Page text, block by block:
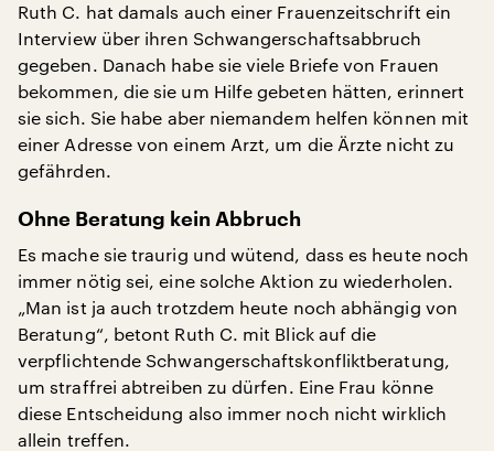
Ruth C. hat damals auch einer Frauenzeitschrift ein
Interview über ihren Schwangerschaftsabbruch
gegeben. Danach habe sie viele Briefe von Frauen
bekommen, die sie um Hilfe gebeten hätten, erinnert
sie sich. Sie habe aber niemandem helfen können mit
einer Adresse von einem Arzt, um die Ärzte nicht zu
gefährden.
Ohne Beratung kein Abbruch
Es mache sie traurig und wütend, dass es heute noch
immer nötig sei, eine solche Aktion zu wiederholen.
„Man ist ja auch trotzdem heute noch abhängig von
Beratung“, betont Ruth C. mit Blick auf die
verpflichtende Schwangerschaftskonfliktberatung,
um straffrei abtreiben zu dürfen. Eine Frau könne
diese Entscheidung also immer noch nicht wirklich
allein treffen.